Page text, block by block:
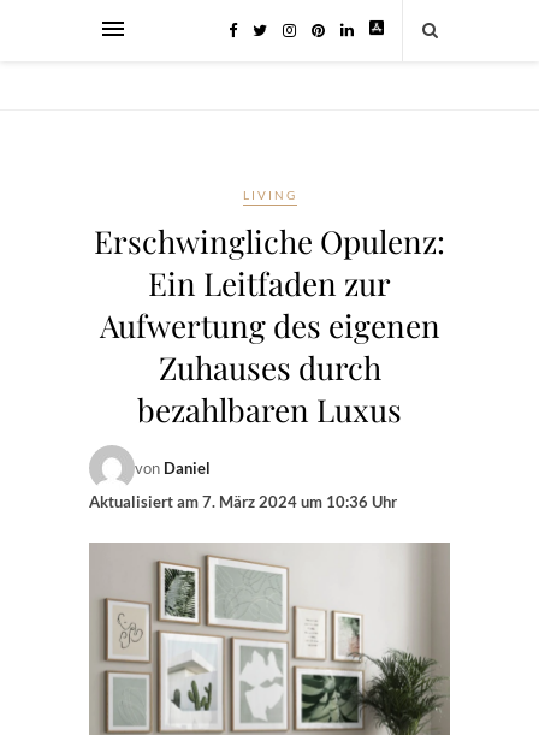
LIVING
Erschwingliche Opulenz:
Ein Leitfaden zur
Aufwertung des eigenen
Zuhauses durch
bezahlbaren Luxus
von Daniel
Aktualisiert am7. März 2024 um 10:36 Uhr